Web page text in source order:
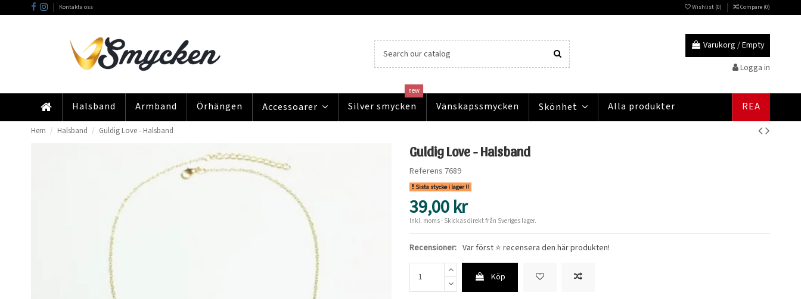
Kontakta oss Wishlist (0) Compare (0)
Varukorg /Empty
Logga in
Halsband Armband Örhängen Accessoarer Silver smycken
new
Vänskapssmycken Skönhet Alla produkter REA
Hem Halsband Guldig Love - Halsband
Guldig Love - Halsband
Referens 7689
Sista stycke i lager !!
39,00 kr
Inkl. moms- Skickas direkt från Sveriges lager.
Recensioner: Var först ⭐ recensera den här produkten!
Köp